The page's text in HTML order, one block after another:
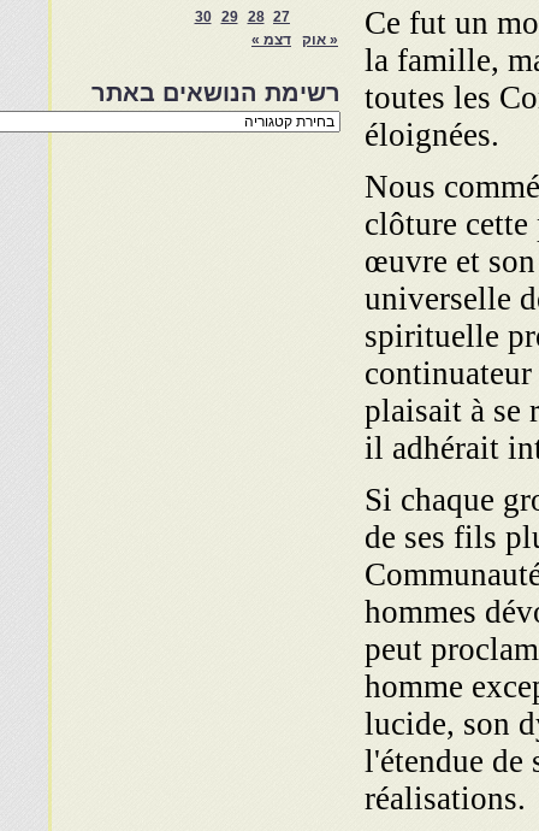
Ce fut un
la famille,
toutes les
éloignées.
Nous
clôture
œuvre et
universelle
spirituelle
plaisait à se
il adhérait
Si chaque
de ses fils
hommes
peut
homme
lucide, son
l'étendue de
réalisations.
27
28
29
30
« אוק
דצמ »
רשימת הנושאים באתר
רשימת
הנושאים